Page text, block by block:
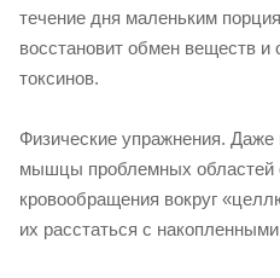
течение дня маленьким
восстановит обмен веществ и
токсинов.
Физические упражнения. Даже
мышцы проблемных областей
кровообращения вокруг
их расстаться с